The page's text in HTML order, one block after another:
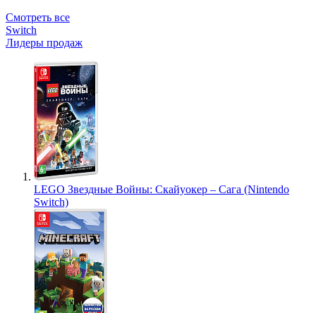
Смотреть все
Switch
Лидеры продаж
LEGO Звездные Войны: Скайуокер – Сага (Nintendo
Switch)